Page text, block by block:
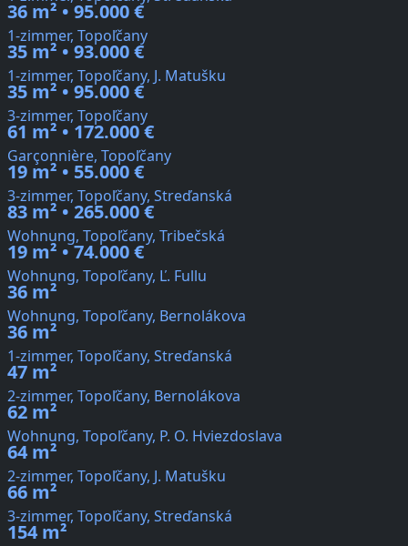
36 m² • 95.000 €
1-zimmer, Topoľčany
35 m² • 93.000 €
1-zimmer, Topoľčany, J. Matušku
35 m² • 95.000 €
3-zimmer, Topoľčany
61 m² • 172.000 €
Garçonnière, Topoľčany
19 m² • 55.000 €
3-zimmer, Topoľčany, Streďanská
83 m² • 265.000 €
Wohnung, Topoľčany, Tribečská
19 m² • 74.000 €
Wohnung, Topoľčany, Ľ. Fullu
36 m²
Wohnung, Topoľčany, Bernolákova
36 m²
1-zimmer, Topoľčany, Streďanská
47 m²
2-zimmer, Topoľčany, Bernolákova
62 m²
Wohnung, Topoľčany, P. O. Hviezdoslava
64 m²
2-zimmer, Topoľčany, J. Matušku
66 m²
3-zimmer, Topoľčany, Streďanská
154 m²